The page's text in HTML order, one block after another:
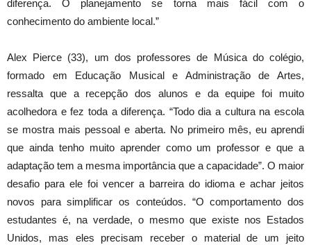
diferença. O planejamento se torna mais fácil com o
conhecimento do ambiente local.”
Alex Pierce (33), um dos professores de Música do colégio,
formado em Educação Musical e Administração de Artes,
ressalta que a recepção dos alunos e da equipe foi muito
acolhedora e fez toda a diferença. “Todo dia a cultura na escola
se mostra mais pessoal e aberta. No primeiro mês, eu aprendi
que ainda tenho muito aprender como um professor e que a
adaptação tem a mesma importância que a capacidade”. O maior
desafio para ele foi vencer a barreira do idioma e achar jeitos
novos para simplificar os conteúdos. “O comportamento dos
estudantes é, na verdade, o mesmo que existe nos Estados
Unidos, mas eles precisam receber o material de um jeito